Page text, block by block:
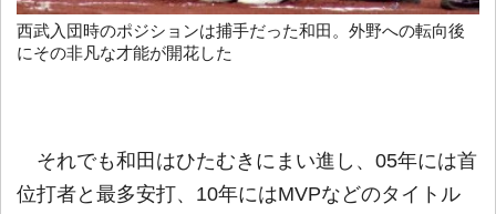
西武入団時のポジションは捕手だった和田。外野への転向後
にその非凡な才能が開花した
それでも和田はひたむきにまい進し、05年には首
位打者と最多安打、10年にはMVPなどのタイトル